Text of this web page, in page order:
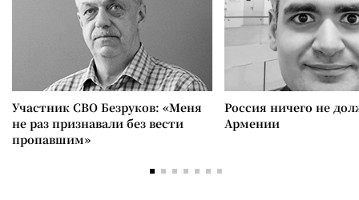
Участник СВО Безруков: «Меня
не раз признавали без вести
пропавшим»
Россия ничего не
Армении